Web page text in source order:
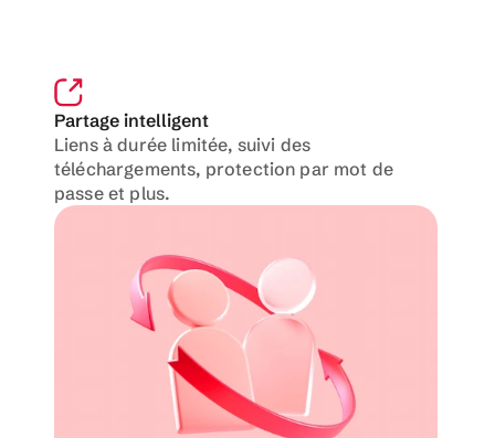
Partage intelligent
Liens à durée limitée, suivi des
téléchargements, protection par mot de
passe et plus.